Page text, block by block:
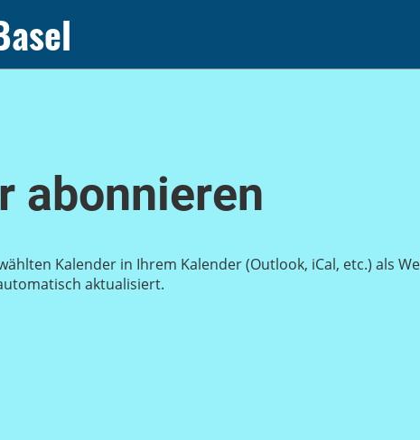
abonnieren
Kalender in Ihrem Kalender (Outlook, iCal, etc.) als
aktualisiert.